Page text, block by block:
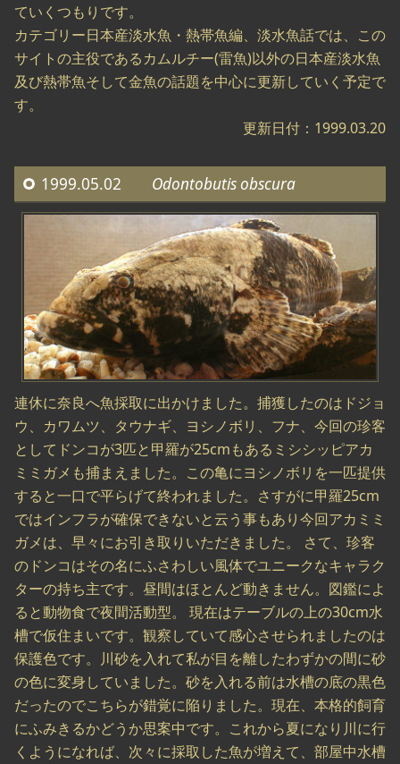
ていくつもりです。
カテゴリー日本産淡水魚・熱帯魚編、淡水魚話では、この
サイトの主役であるカムルチー(雷魚)以外の日本産淡水魚
及び熱帯魚そして金魚の話題を中心に更新していく予定で
す。
更新日付：1999.03.20
1999.05.02 Odontobutis obscura
連休に奈良へ魚採取に出かけました。捕獲したのはドジョ
ウ、カワムツ、タウナギ、ヨシノボリ、フナ、今回の珍客
としてドンコが3匹と甲羅が25cmもあるミシシッピアカ
ミミガメも捕まえました。この亀にヨシノボリを一匹提供
すると一口で平らげて終われました。さすがに甲羅25cm
ではインフラが確保できないと云う事もあり今回アカミミ
ガメは、早々にお引き取りいただきました。 さて、珍客
のドンコはその名にふさわしい風体でユニークなキャラク
ターの持ち主です。昼間はほとんど動きません。図鑑によ
ると動物食で夜間活動型。 現在はテーブルの上の30cm水
槽で仮住まいです。観察していて感心させられましたのは
保護色です。川砂を入れて私が目を離したわずかの間に砂
の色に変身していました。砂を入れる前は水槽の底の黒色
だったのでこちらが錯覚に陥りました。現在、本格的飼育
にふみきるかどうか思案中です。これから夏になり川に行
くようになれば、次々に採取した魚が増えて、部屋中水槽